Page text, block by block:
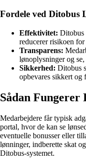
Fordele ved Ditobus
Effektivitet: Ditobus
reducerer risikoen
Transparens:
lønoplysninger og
Sikkerhed: Ditobus
opbevares sikkert og
Sådan Fungerer
Medarbejdere får typisk
portal, hvor de kan se
eventuelle bonusser eller
lønninger, indberette skat
Ditobus-systemet.